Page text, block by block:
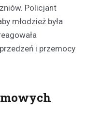
Policjant
młodzież była
i przemocy